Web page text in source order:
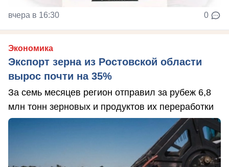
вчера в 16:30 0
Экономика
Экспорт зерна из Ростовской области
вырос почти на 35%
За семь месяцев регион отправил за рубеж 6,8
млн тонн зерновых и продуктов их переработки